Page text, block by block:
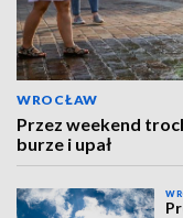
WROCŁAW
Przez weekend
burze i upał